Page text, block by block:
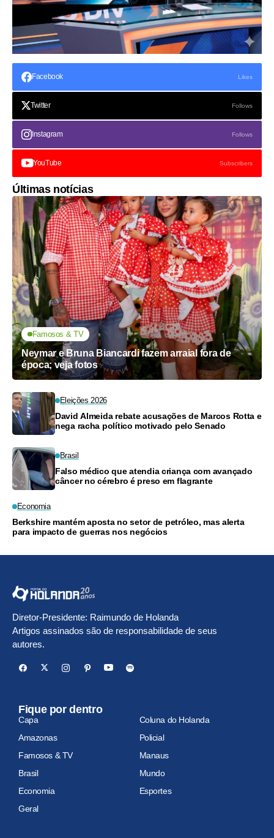
Facebook Likes
Twitter Follows
Instagram Follows
YouTube Subscribers
Últimas notícias
Famosos & TV
Neymar e Bruna Biancardi fazem arraial fora de
época; veja fotos
Eleições 2026
David Almeida rebate acusações de Marcos Rotta e
nega racha político motivado pelo Senado
Brasil
Falso médico que atendia criança com avançado
câncer no cérebro é preso em flagrante
Economia
Berkshire mantém aposta no setor de petróleo, mas alerta
para impacto de guerras nos negócios
Diretor-Presidente: Raimundo de Holanda
Artigos assinados são de responsabilidade de seus
autores.
Fique por dentro
Capa
Coluna do Holanda
Amazonas
Policial
Famosos & TV
Manaus
Brasil
Mundo
Economia
Esportes
Geral